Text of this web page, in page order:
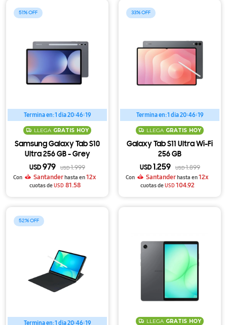
51
Termina en:1 dia 20:46:18
LLEGA GRATIS HOY
Samsung Galaxy Tab S10
Ultra 256 GB - Grey
USD 979 USD1.999
Con
Santanderhasta en12x
cuotas deUSD 81.58
33
Termina en:1 dia 20:46:18
LLEGA GRATIS HOY
Galaxy Tab S11 Ultra Wi-Fi
256 GB
USD 1.259 USD1.899
Con
Santanderhasta en12x
cuotas deUSD104.92
52
Termina en:1 dia 20:46:18 LLEGA GRATIS HOY